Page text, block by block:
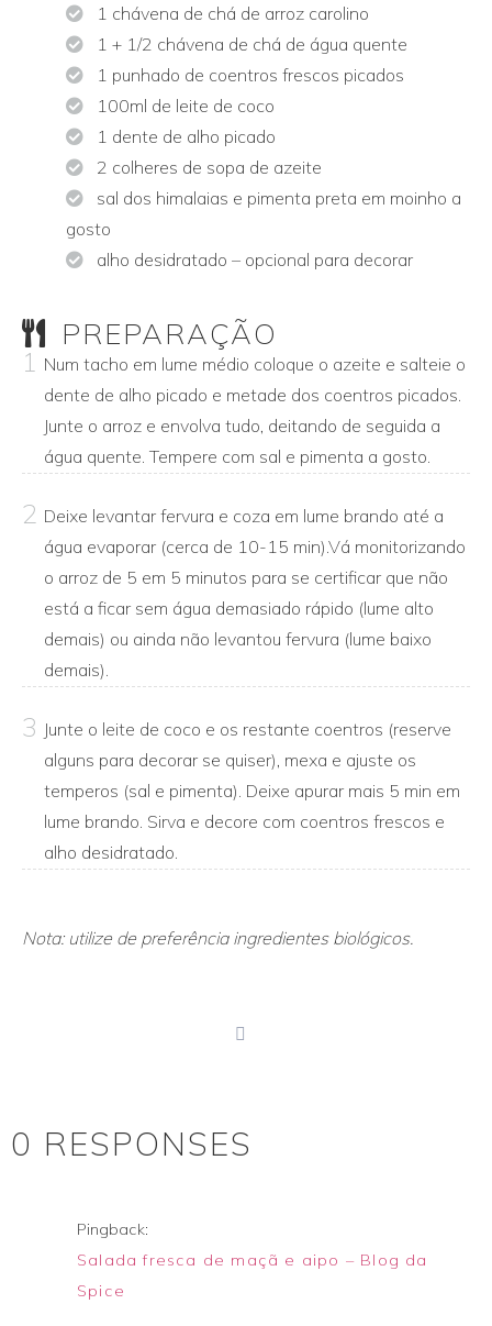
1 chávena de chá de arroz carolino
1 + 1/2 chávena de chá de água quente
1 punhado de coentros frescos picados
100ml de leite de coco
1 dente de alho picado
2 colheres de sopa de azeite
sal dos himalaias e pimenta preta em moinho a
gosto
alho desidratado – opcional para decorar
PREPARAÇÃO
1
Num tacho em lume médio coloque o azeite e salteie o
dente de alho picado e metade dos coentros picados.
Junte o arroz e envolva tudo, deitando de seguida a
água quente. Tempere com sal e pimenta a gosto.
2 Deixe levantar fervura e coza em lume brando até a
água evaporar (cerca de 10-15 min).Vá monitorizando
o arroz de 5 em 5 minutos para se certificar que não
está a ficar sem água demasiado rápido (lume alto
demais) ou ainda não levantou fervura (lume baixo
demais).
3 Junte o leite de coco e os restante coentros (reserve
alguns para decorar se quiser), mexa e ajuste os
temperos (sal e pimenta). Deixe apurar mais 5 min em
lume brando. Sirva e decore com coentros frescos e
alho desidratado.
Nota: utilize de preferência ingredientes biológicos.
0 RESPONSES
Pingback:
Salada fresca de maçã e aipo – Blog da
Spice